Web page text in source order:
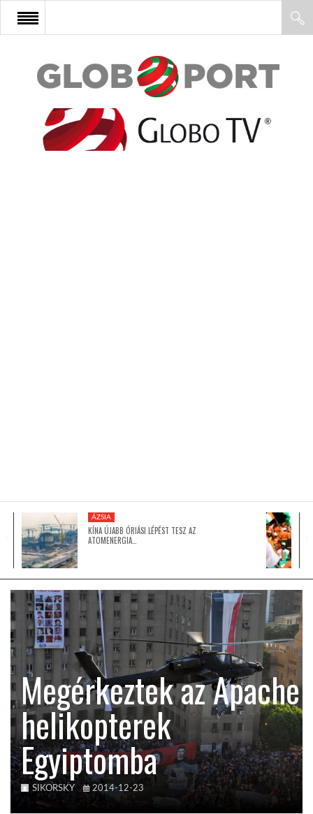
FŐOLDAL
AFRIKA
GLOBOTV BP
HÍR3D
TROPICALMAGAZIN
GLOBOTV
AFRIKA TUDÁSTÁR
A NAP SZÉPE
ÁZSIA
KÍNA ÚJABB ÓRIÁSI LÉPÉST TESZ AZ
ATOMENERGIA…
Megérkeztek az Apache
helikopterek
Egyiptomba
SIKORSKY 2014-12-23